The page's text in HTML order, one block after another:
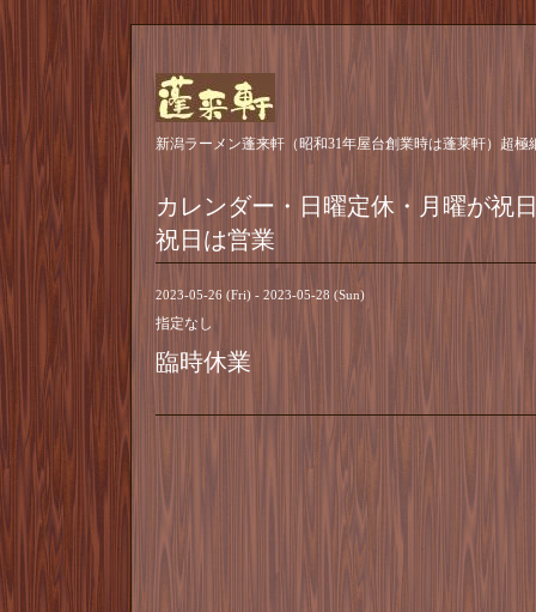
新潟ラーメン蓬来軒（昭和31年屋台創業時は蓬莱軒）超
カレンダー・日曜定休・月曜が祝
祝日は営業
2023-05-26 (Fri) - 2023-05-28 (Sun)
指定なし
臨時休業